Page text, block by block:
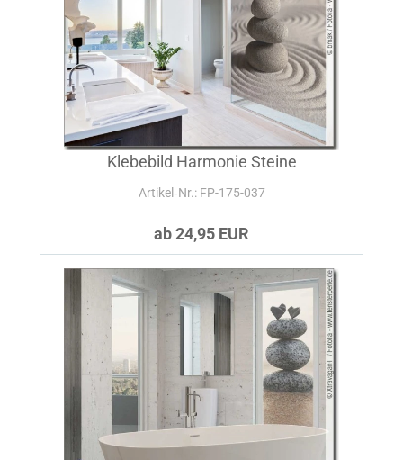
Klebebild Harmonie Steine
Artikel‑Nr.: FP-175-037
ab 24,95 EUR